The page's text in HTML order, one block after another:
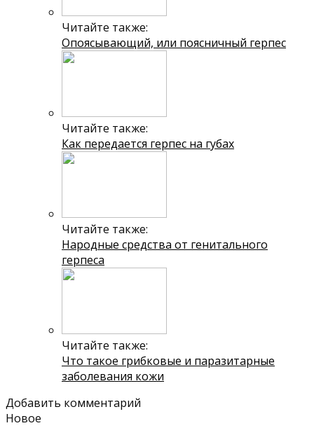
Читайте также:
Опоясывающий, или поясничный герпес
Читайте также:
Как передается герпес на губах
Читайте также:
Народные средства от генитального
герпеса
Читайте также:
Что такое грибковые и паразитарные
заболевания кожи
Добавить комментарий
Новое